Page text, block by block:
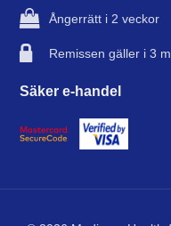
Ångerrätt i 2 veckor
Remissen gäller i 3
Säker e-handel